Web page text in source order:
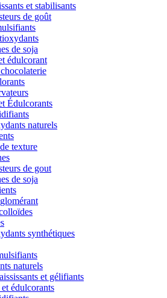
et stabilisants
de goût
de soja
édulcorant
Édulcorants
naturels
texture
de gout
de soja
synthétiques
naturels
et gélifiants
et édulcorants